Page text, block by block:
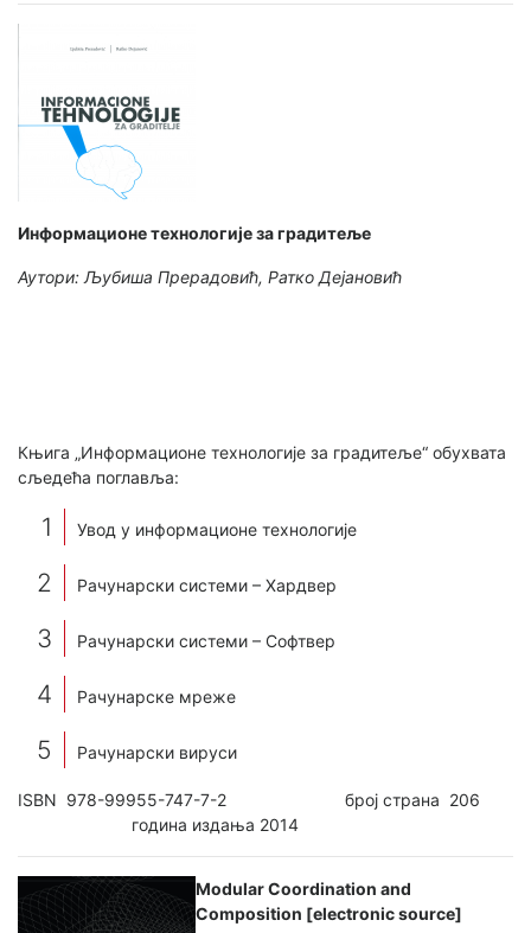
Информационе технологије за градитеље
Аутори: Љубиша Прерадовић, Ратко Дејановић
Књига „Информационе технологије за градитеље“ обухвата
сљедећа поглавља:
Увод у информационе технологије
Рачунарски системи – Хардвер
Рачунарски системи – Софтвер
Рачунарске мреже
Рачунарски вируси
ISBN 978-99955-747-7-2 број страна 206
година издања 2014
Modular Coordination and
Composition [electronic source]